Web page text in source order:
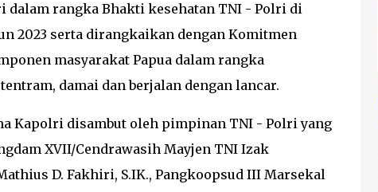
dalam rangka Bhakti kesehatan TNI - Polri di
2023 serta dirangkaikan dengan Komitmen
masyarakat Papua dalam rangka
damai dan berjalan dengan lancar.
Kapolri disambut oleh pimpinan TNI - Polri yang
XVII/Cendrawasih Mayjen TNI Izak
D. Fakhiri, S.IK., Pangkoopsud III Marsekal